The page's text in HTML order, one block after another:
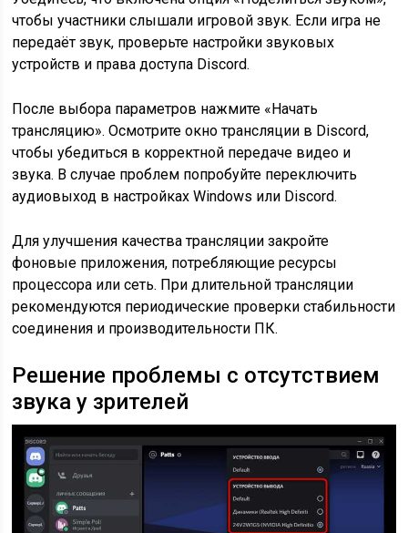
чтобы участники слышали игровой звук. Если игра не
передаёт звук, проверьте настройки звуковых
устройств и права доступа Discord.
После выбора параметров нажмите «Начать
трансляцию». Осмотрите окно трансляции в Discord,
чтобы убедиться в корректной передаче видео и
звука. В случае проблем попробуйте переключить
аудиовыход в настройках Windows или Discord.
Для улучшения качества трансляции закройте
фоновые приложения, потребляющие ресурсы
процессора или сеть. При длительной трансляции
рекомендуются периодические проверки стабильности
соединения и производительности ПК.
Решение проблемы с отсутствием
звука у зрителей